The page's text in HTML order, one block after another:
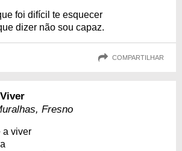
foi difícil te esquecer
dizer não sou capaz.
COMPARTILHAR
Fresno
a viver